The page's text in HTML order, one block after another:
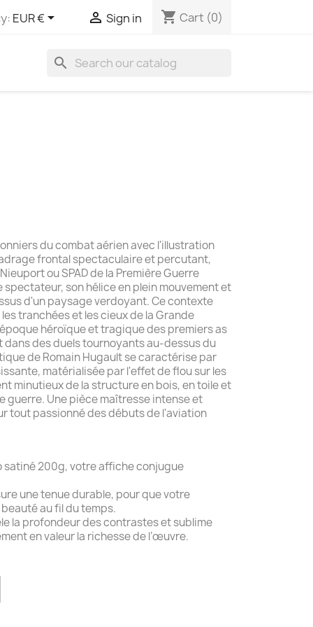
EUR €  Sign in shopping_cart Cart (0)
search
du combat aérien avec l'illustration
frontal spectaculaire et percutant,
ou SPAD de la Première Guerre
son hélice en plein mouvement et
d'un paysage verdoyant. Ce contexte
tranchées et les cieux de la Grande
héroïque et tragique des premiers as
des duels tournoyants au-dessus du
de Romain Hugault se caractérise par
matérialisée par l'effet de flou sur les
minutieux de la structure en bois, en toile et
guerre. Une pièce maîtresse intense et
tout passionné des débuts de l'aviation
satiné 200g, votre affiche conjugue
une tenue durable, pour que votre
au fil du temps.
la profondeur des contrastes et sublime
en valeur la richesse de l’œuvre.